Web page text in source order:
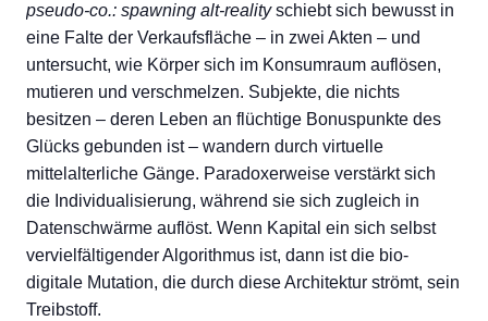
pseudo-co.: spawning alt-realityschiebt sich bewusst in
eine Falte der Verkaufsfläche – in zwei Akten – und
untersucht, wie Körper sich im Konsumraum auflösen,
mutieren und verschmelzen. Subjekte, die nichts
besitzen – deren Leben an flüchtige Bonuspunkte des
Glücks gebunden ist – wandern durch virtuelle
mittelalterliche Gänge. Paradoxerweise verstärkt sich
die Individualisierung, während sie sich zugleich in
Datenschwärme auflöst. Wenn Kapital ein sich selbst
vervielfältigender Algorithmus ist, dann ist die bio-
digitale Mutation, die durch diese Architektur strömt, sein
Treibstoff.